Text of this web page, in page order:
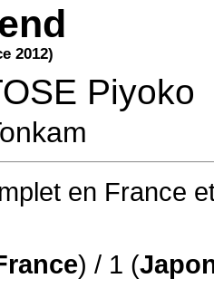
2012)
Piyoko
en France
) / 1 (